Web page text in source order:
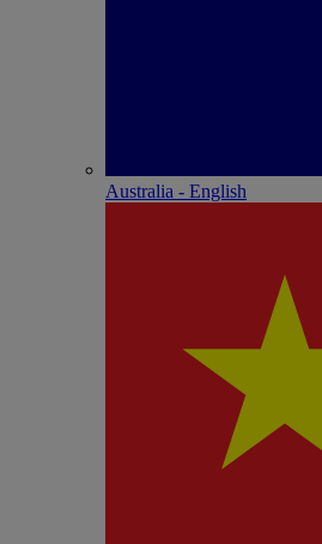
Australia - English